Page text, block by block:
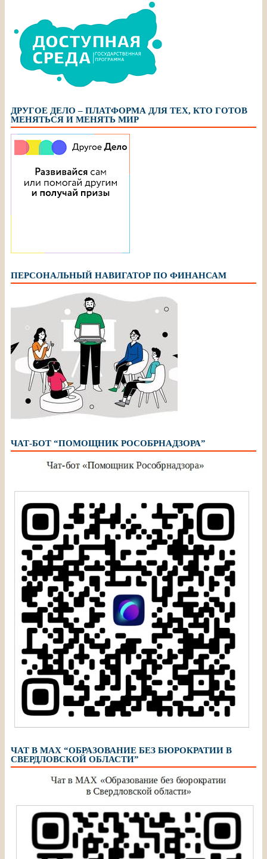
ДРУГОЕ ДЕЛО – ПЛАТФОРМА ДЛЯ ТЕХ, КТО ГОТОВ
МЕНЯТЬСЯ И МЕНЯТЬ МИР
ПЕРСОНАЛЬНЫЙ НАВИГАТОР ПО ФИНАНСАМ
ЧАТ-БОТ “ПОМОЩНИК РОСОБРНАДЗОРА”
ЧАТ В МАХ “ОБРАЗОВАНИЕ БЕЗ БЮРОКРАТИИ В
СВЕРДЛОВСКОЙ ОБЛАСТИ”